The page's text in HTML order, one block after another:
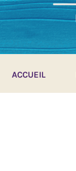
ACCUEIL